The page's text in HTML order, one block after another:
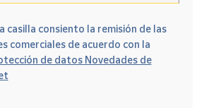
casilla consiento la remisión de las
comerciales de acuerdo con la
de datos Novedades de